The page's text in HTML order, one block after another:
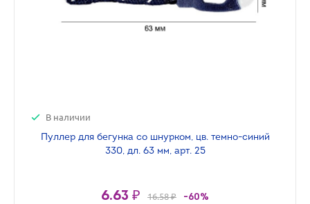
В наличии
Пуллер для бегунка со шнурком, цв. темно-синий
330, дл. 63 мм, арт. 25
6.63 ₽ 16.58 ₽ -60%